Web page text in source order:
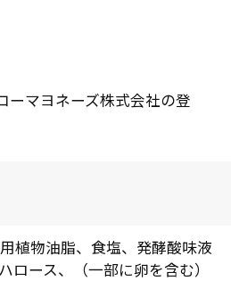
ーマヨネーズ株式会社の登
植物油脂、食塩、発酵酸味液
ロース、（一部に卵を含む）